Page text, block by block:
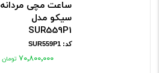
ساعت مچی مردانه
سیکو مدل
SUR559P1
کد: SUR559P1
۷۰٬۸۰۰٬۰۰۰